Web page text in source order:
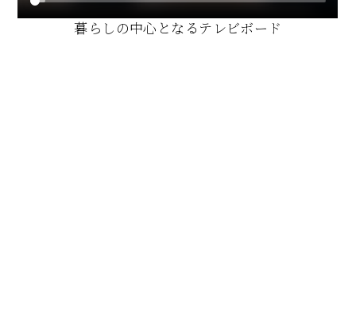
暮らしの中心となるテレビボード